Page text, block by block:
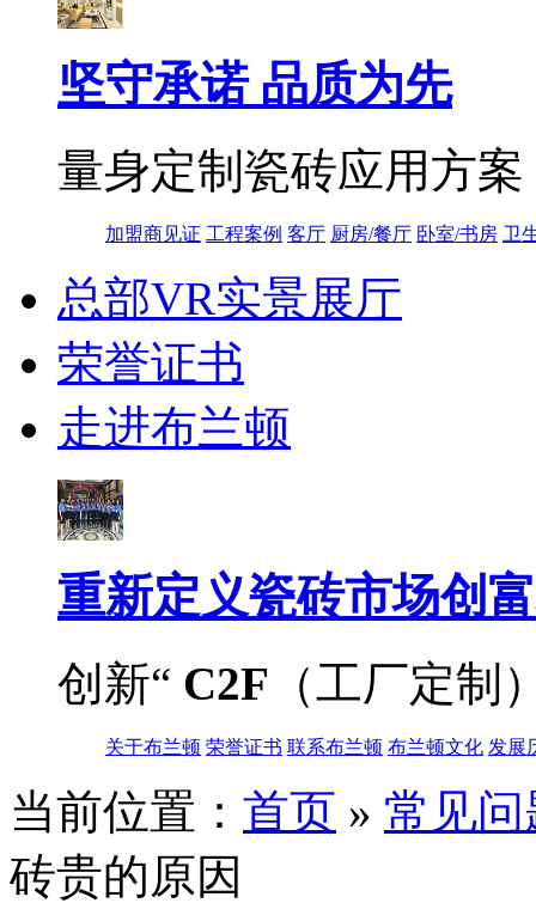
坚守承诺 品质为先
量身定制瓷砖应用方
加盟商见证 工程案例 客厅 厨房/餐厅 卧室/书房 卫
总部VR实景展厅
荣誉证书
走进布兰顿
重新定义瓷砖市场创
创新“ C2F （工厂定制
关于布兰顿 荣誉证书 联系布兰顿 布兰顿文化 发展
当前位置： 首页 » 常见问
砖贵的原因